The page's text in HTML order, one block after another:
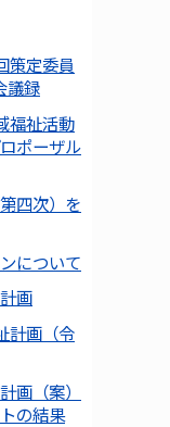
定委員
議録
福祉活動
ポーザル
四次）を
について
画
計画（令
画（案）
の結果